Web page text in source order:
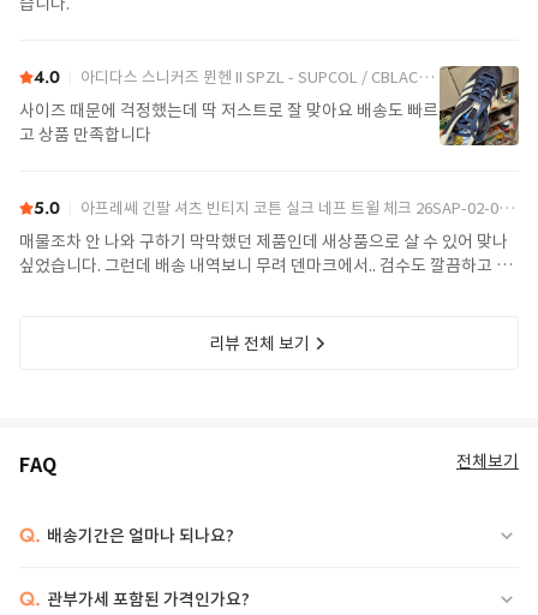
4.0 아디다스 스니커즈 뮌헨 II SPZL - SUPCOL / CBLACK / GUMM2 JR1544
사이즈 때문에 걱정했는데 딱 저스트로 잘 맞아요 배송도 빠르
고 상품 만족합니다
5.0 아프레쎄 긴팔 셔츠 빈티지 코튼 실크 네프 트윌 체크 26SAP-02-06 레드
매물조차 안 나와 구하기 막막했던 제품인데 새상품으로 살 수 있어 맞나
싶었습니다. 그런데 배송 내역보니 무려 덴마크에서.. 검수도 깔끔하고 포
리뷰 전체 보기
FAQ 전체보기
Q. 배송기간은 얼마나 되나요?
Q. 관부가세 포함된 가격인가요?